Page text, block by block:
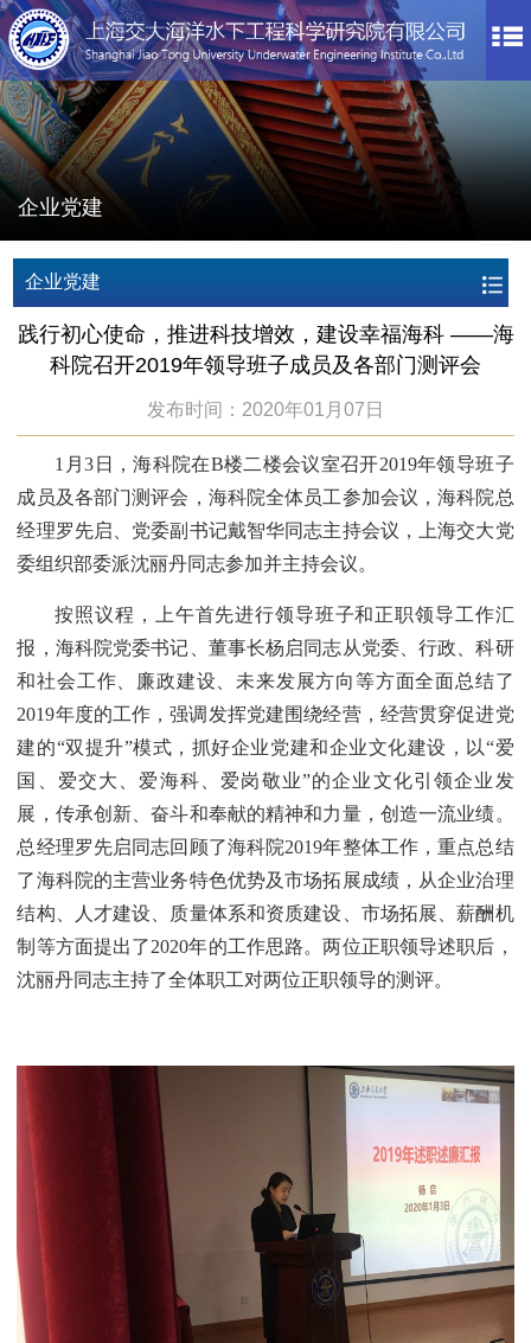
企业党建
企业党建
践行初心使命，推进科技增效，建设幸福海科 ——海
科院召开2019年领导班子成员及各部门测评会
发布时间：2020年01月07日
1月3日，海科院在B楼二楼会议室召开2019年领导班子
成员及各部门测评会，海科院全体员工参加会议，海科院总
经理罗先启、党委副书记戴智华同志主持会议，上海交大党
委组织部委派沈丽丹同志参加并主持会议。
按照议程，上午首先进行领导班子和正职领导工作汇
报，海科院党委书记、董事长杨启同志从党委、行政、科研
和社会工作、廉政建设、未来发展方向等方面全面总结了
2019年度的工作，强调发挥党建围绕经营，经营贯穿促进党
建的“双提升”模式，抓好企业党建和企业文化建设，以“爱
国、爱交大、爱海科、爱岗敬业”的企业文化引领企业发
展，传承创新、奋斗和奉献的精神和力量，创造一流业绩。
总经理罗先启同志回顾了海科院2019年整体工作，重点总结
了海科院的主营业务特色优势及市场拓展成绩，从企业治理
结构、人才建设、质量体系和资质建设、市场拓展、薪酬机
制等方面提出了2020年的工作思路。两位正职领导述职后，
沈丽丹同志主持了全体职工对两位正职领导的测评。